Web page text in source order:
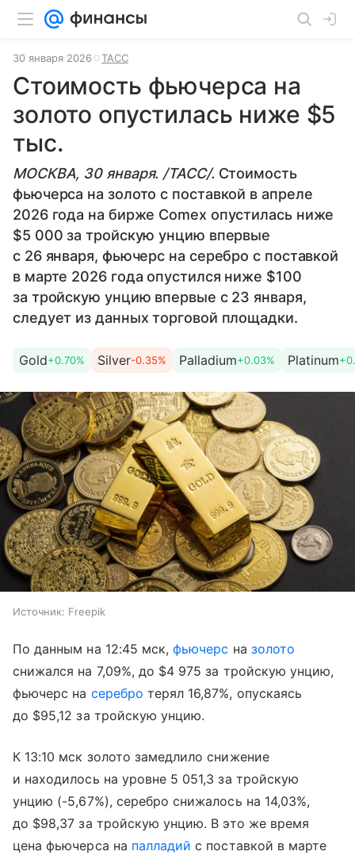
30 января 2026 ТАСС
Стоимость фьючерса на
золото опустилась ниже $5
тыс.
МОСКВА, 30 января. /ТАСС/. Стоимость
фьючерса на золото с поставкой в апреле
2026 года на бирже Comex опустилась ниже
$5 000 за тройскую унцию впервые
с 26 января, фьючерс на серебро с поставкой
в марте 2026 года опустился ниже $100
за тройскую унцию впервые с 23 января,
следует из данных торговой площадки.
Gold+0.70% Silver-0.35% Palladium+0.03% Platinum
Источник: Freepik
По данным на 12:45 мск,фьючерс на золото
снижался на 7,09%, до $4 975 за тройскую унцию,
фьючерс на серебро терял 16,87%, опускаясь
до $95,12 за тройскую унцию.
К 13:10 мск золото замедлило снижение
и находилось на уровне 5 051,3 за тройскую
унцию (-5,67%), серебро снижалось на 14,03%,
до $98,37 за тройскую унцию. В это же время
цена фьючерса на палладий с поставкой в марте